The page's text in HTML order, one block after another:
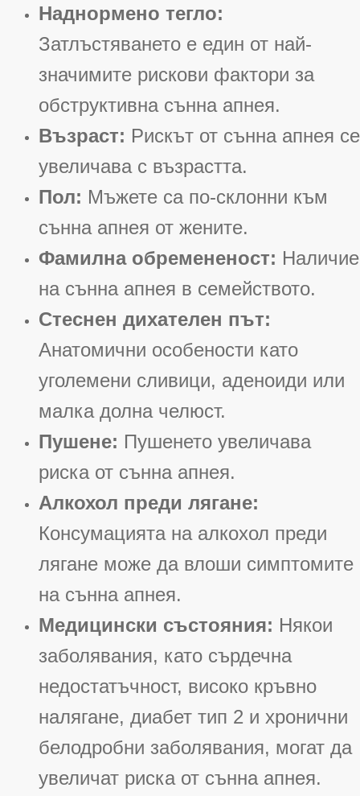
Наднормено тегло:
Затлъстяването е един от най-
значимите рискови фактори за
обструктивна сънна апнея.
Възраст: Рискът от сънна апнея се
увеличава с възрастта.
Пол: Мъжете са по-склонни към
сънна апнея от жените.
Фамилна обремененост: Наличие
на сънна апнея в семейството.
Стеснен дихателен път:
Анатомични особености като
уголемени сливици, аденоиди или
малка долна челюст.
Пушене: Пушенето увеличава
риска от сънна апнея.
Алкохол преди лягане:
Консумацията на алкохол преди
лягане може да влоши симптомите
на сънна апнея.
Медицински състояния: Някои
заболявания, като сърдечна
недостатъчност, високо кръвно
налягане, диабет тип 2 и хронични
белодробни заболявания, могат да
увеличат риска от сънна апнея.